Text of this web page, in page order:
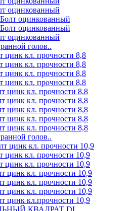
оцинкованный
оцинкованный
оцинкованный
оцинкованный
голов..
цинк кл. прочности 8,8
цинк кл. прочности 8,8
цинк кл. прочности 8,8
цинк кл. прочности 8,8
цинк кл. прочности 8,8
цинк кл. прочности 8,8
цинк кл. прочности 8,8
цинк кл. прочности 8,8
цинк кл. прочности 8,8
голов..
цинк кл. прочности 10,9
цинк кл. прочности 10,9
цинк кл. прочности 10,9
цинк кл. прочности 10,9
цинк кл. прочности 10,9
цинк кл. прочности 10,9
цинк кл.прочности 10,9
КВАДРАТ DI..